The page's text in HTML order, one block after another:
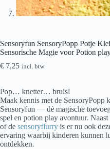
Sensoryfun SensoryPopp Potje
Sensorische Magie voor Potion
€ 7,25 incl. btw
Pop… knetter… bruis!
Maak kennis met de SensoryPopp
Sensoryfun — dé magische
spel en potion play avontuur.
of de sensoryflurry is er nu ook
ervaring waarbij kinderen kunnen
ontdekken.